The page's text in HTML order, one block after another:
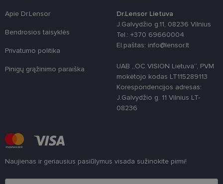
Apie Dr.Lensor
Bendrosios taisyklės
Privatumo politika
Pinigų grąžinimo paraiška
Dr.Lensor Lietuva
J.Galvydžio g.11, 08236 Vilnius
Tel.: +370 69660004
El.paštas: info@lensor.lt
UAB „OC VISION Lietuva“, PVM
mokėtojo kodas LT115289113
Korespondencijos adresas:
J.Galvydžio g. 11 Vilnius LT-
08236
Naujienas ir geriausius pasiūlymus visada sužinokite pirmi!
naudojama
pagerinti.
www.lensor.lt
3 savaitės
„Cookie-
Script.com“
naudoja
lankytojų